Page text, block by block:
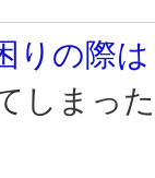
りの際は
しまっ